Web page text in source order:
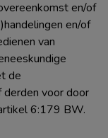
en/of
en/of
van
de
derden voor door
6:179 BW.